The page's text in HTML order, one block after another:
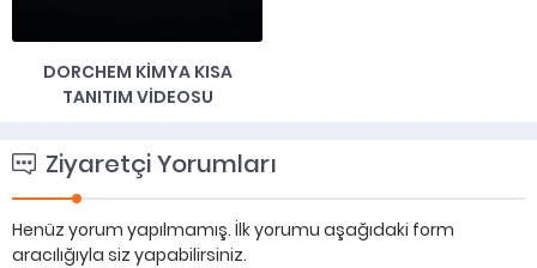
DORCHEM KIMYA KISA
TANITIM VIDEOSU
Ziyaretçi Yorumları
Henüz yorum yapılmamış. İlk yorumu aşağıdaki form
aracılığıyla siz yapabilirsiniz.